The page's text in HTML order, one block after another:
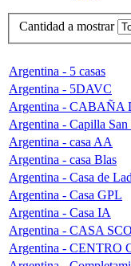
Cantidad a mostrar
Argentina - 5 casas
Argentina - 5DAVC
Argentina - CABAÑA
Argentina - Capilla San
Argentina - casa AA
Argentina - casa Blas
Argentina - Casa de
Argentina - Casa GPL
Argentina - Casa IA
Argentina - CASA
Argentina - CENTRO